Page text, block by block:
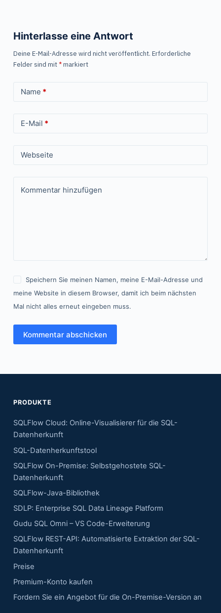
Hinterlasse eine Antwort
Deine E-Mail-Adresse wird nicht veröffentlicht. Erforderliche
Felder sind mit *markiert
Name *
E-Mail *
Webseite
Kommentar hinzufügen
Speichern Sie meinen Namen, meine E-Mail-Adresse und
meine Website in diesem Browser, damit ich beim nächsten
Mal nicht alles erneut eingeben muss.
Kommentar abschicken
PRODUKTE
SQLFlow Cloud: Online-Visualisierer für die SQL-
Datenherkunft
SQL-Datenherkunftstool
SQLFlow On-Premise: Selbstgehostete SQL-
Datenherkunft
SQLFlow-Java-Bibliothek
SDLP: Enterprise SQL Data Lineage Platform
Gudu SQL Omni – VS Code-Erweiterung
SQLFlow REST-API: Automatisierte Extraktion der SQL-
Datenherkunft
Preise
Premium-Konto kaufen
Fordern Sie ein Angebot für die On-Premise-Version an